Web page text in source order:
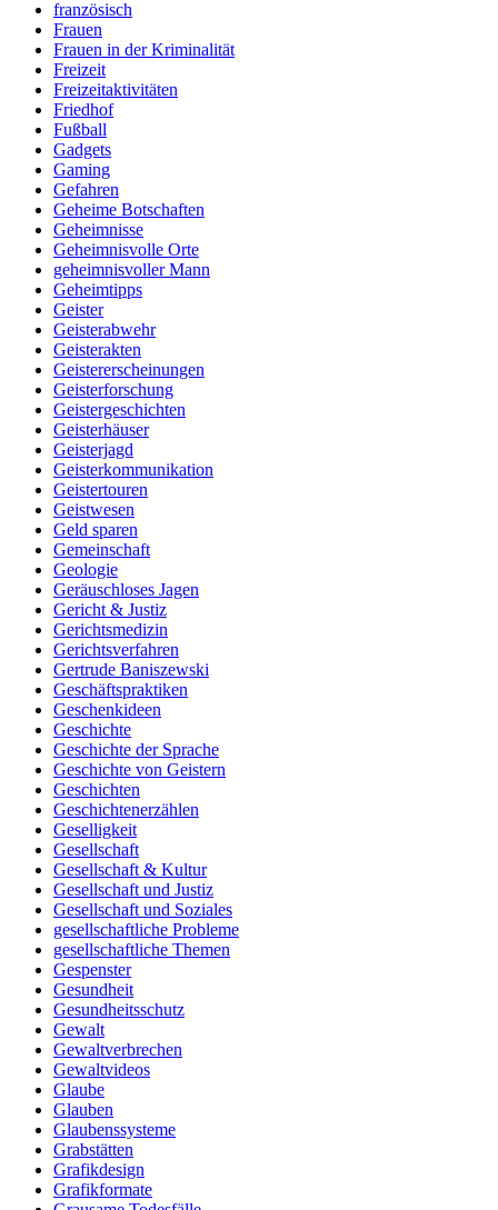
französisch
Frauen
Frauen in der Kriminalität
Freizeit
Freizeitaktivitäten
Friedhof
Fußball
Gadgets
Gaming
Gefahren
Geheime Botschaften
Geheimnisse
Geheimnisvolle Orte
geheimnisvoller Mann
Geheimtipps
Geister
Geisterabwehr
Geisterakten
Geistererscheinungen
Geisterforschung
Geistergeschichten
Geisterhäuser
Geisterjagd
Geisterkommunikation
Geistertouren
Geistwesen
Geld sparen
Gemeinschaft
Geologie
Geräuschloses Jagen
Gericht & Justiz
Gerichtsmedizin
Gerichtsverfahren
Gertrude Baniszewski
Geschäftspraktiken
Geschenkideen
Geschichte
Geschichte der Sprache
Geschichte von Geistern
Geschichten
Geschichtenerzählen
Geselligkeit
Gesellschaft
Gesellschaft & Kultur
Gesellschaft und Justiz
Gesellschaft und Soziales
gesellschaftliche Probleme
gesellschaftliche Themen
Gespenster
Gesundheit
Gesundheitsschutz
Gewalt
Gewaltverbrechen
Gewaltvideos
Glaube
Glauben
Glaubenssysteme
Grabstätten
Grafikdesign
Grafikformate